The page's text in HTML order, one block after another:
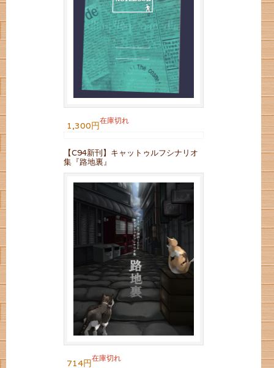
1,300円在庫切れ
【C94新刊】キャットゥルフシナリオ
集『路地裏』
714円在庫切れ